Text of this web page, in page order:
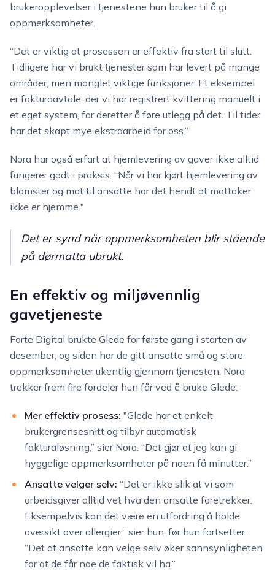
brukeropplevelser i tjenestene hun bruker til å gi
oppmerksomheter.
“Det er viktig at prosessen er effektiv fra start til slutt.
Tidligere har vi brukt tjenester som har levert på mange
områder, men manglet viktige funksjoner. Et eksempel
er fakturaavtale, der vi har registrert kvittering manuelt i
et eget system, for deretter å føre utlegg på det. Til tider
har det skapt mye ekstraarbeid for oss.”
Nora har også erfart at hjemlevering av gaver ikke alltid
fungerer godt i praksis. “Når vi har kjørt hjemlevering av
blomster og mat til ansatte har det hendt at mottaker
ikke er hjemme."
Det er synd når oppmerksomheten blir stående
på dørmatta ubrukt.
En effektiv og miljøvennlig
gavetjeneste
Forte Digital brukte Glede for første gang i starten av
desember, og siden har de gitt ansatte små og store
oppmerksomheter ukentlig gjennom tjenesten. Nora
trekker frem fire fordeler hun får ved å bruke Glede:
Mer effektiv prosess: "Glede har et enkelt
brukergrensesnitt og tilbyr automatisk
fakturaløsning,” sier Nora. “Det gjør at jeg kan gi
hyggelige oppmerksomheter på noen få minutter.”
Ansatte velger selv: “Det er ikke slik at vi som
arbeidsgiver alltid vet hva den ansatte foretrekker.
Eksempelvis kan det være en utfordring å holde
oversikt over allergier,” sier hun, før hun fortsetter:
“Det at ansatte kan velge selv øker sannsynligheten
for at de får noe de faktisk vil ha.”